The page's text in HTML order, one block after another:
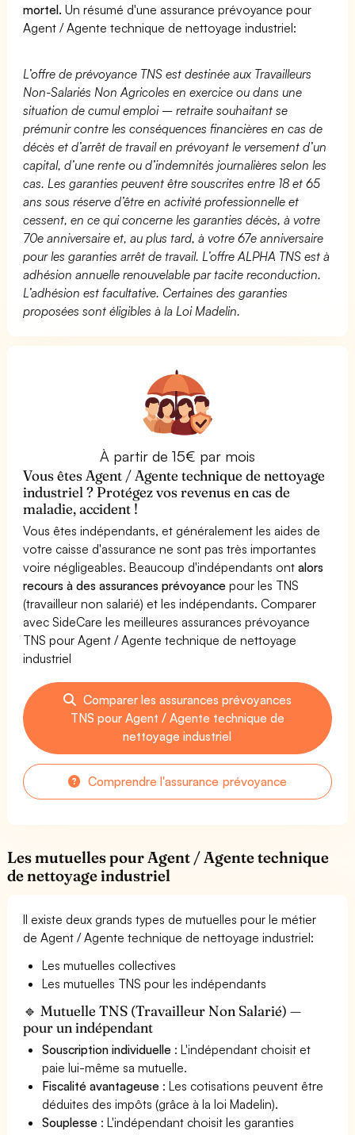
mortel. Un résumé d'une assurance prévoyance pour
Agent / Agente technique de nettoyage industriel:
L’offre de prévoyance TNS est destinée aux Travailleurs
Non-Salariés Non Agricoles en exercice ou dans une
situation de cumul emploi – retraite souhaitant se
prémunir contre les conséquences financières en cas de
décès et d’arrêt de travail en prévoyant le versement d’un
capital, d’une rente ou d’indemnités journalières selon les
cas. Les garanties peuvent être souscrites entre 18 et 65
ans sous réserve d’être en activité professionnelle et
cessent, en ce qui concerne les garanties décès, à votre
70e anniversaire et, au plus tard, à votre 67e anniversaire
pour les garanties arrêt de travail. L’offre ALPHA TNS est à
adhésion annuelle renouvelable par tacite reconduction.
L’adhésion est facultative. Certaines des garanties
proposées sont éligibles à la Loi Madelin.
À partir de 15€ par mois
Vous êtes Agent / Agente technique de nettoyage
industriel ? Protégez vos revenus en cas de
maladie, accident !
Vous êtes indépendants, et généralement les aides de
votre caisse d'assurance ne sont pas très importantes
voire négligeables. Beaucoup d'indépendants ontalors
recours à des assurances prévoyance pour les TNS
(travailleur non salarié) et les indépendants. Comparer
avec SideCare les meilleures assurances prévoyance
TNS pour Agent / Agente technique de nettoyage
industriel
Comparer les assurances prévoyances
TNS pour Agent / Agente technique de
nettoyage industriel
Comprendre l'assurance prévoyance
Les mutuelles pour Agent / Agente technique
de nettoyage industriel
Il existe deux grands types de mutuelles pour le métier
de Agent / Agente technique de nettoyage industriel:
Les mutuelles collectives
Les mutuelles TNS pour les indépendants
🔹 Mutuelle TNS (Travailleur Non Salarié) —
pour un indépendant
Souscription individuelle : L'indépendant choisit et
paie lui-même sa mutuelle.
Fiscalité avantageuse : Les cotisations peuvent être
déduites des impôts (grâce à la loi Madelin).
Souplesse : L'indépendant choisit les garanties